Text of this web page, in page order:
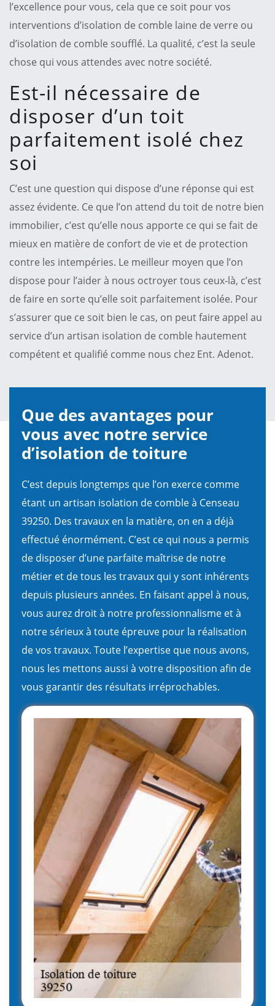
l’excellence pour vous, cela que ce soit pour vos
interventions d’isolation de comble laine de verre ou
d’isolation de comble soufflé. La qualité, c’est la seule
chose qui vous attendes avec notre société.
Est-il nécessaire de
disposer d’un toit
parfaitement isolé chez
soi
C’est une question qui dispose d’une réponse qui est
assez évidente. Ce que l’on attend du toit de notre bien
immobilier, c’est qu’elle nous apporte ce qui se fait de
mieux en matière de confort de vie et de protection
contre les intempéries. Le meilleur moyen que l’on
dispose pour l’aider à nous octroyer tous ceux-là, c’est
de faire en sorte qu’elle soit parfaitement isolée. Pour
s’assurer que ce soit bien le cas, on peut faire appel au
service d’un artisan isolation de comble hautement
compétent et qualifié comme nous chez Ent. Adenot.
Que des avantages pour
vous avec notre service
d’isolation de toiture
C’est depuis longtemps que l’on exerce comme
étant un artisan isolation de comble à Censeau
39250. Des travaux en la matière, on en a déjà
effectué énormément. C’est ce qui nous a permis
de disposer d’une parfaite maîtrise de notre
métier et de tous les travaux qui y sont inhérents
depuis plusieurs années. En faisant appel à nous,
vous aurez droit à notre professionnalisme et à
notre sérieux à toute épreuve pour la réalisation
de vos travaux. Toute l’expertise que nous avons,
nous les mettons aussi à votre disposition afin de
vous garantir des résultats irréprochables.